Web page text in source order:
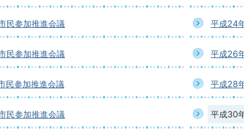
民参加推進会議 平成24
民参加推進会議 平成26
民参加推進会議 平成28
民参加推進会議 平成30